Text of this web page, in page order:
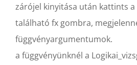
zárójel kinyitása után kattints a
található fx gombra,
függvényargumentumok.
a függvényünknél a